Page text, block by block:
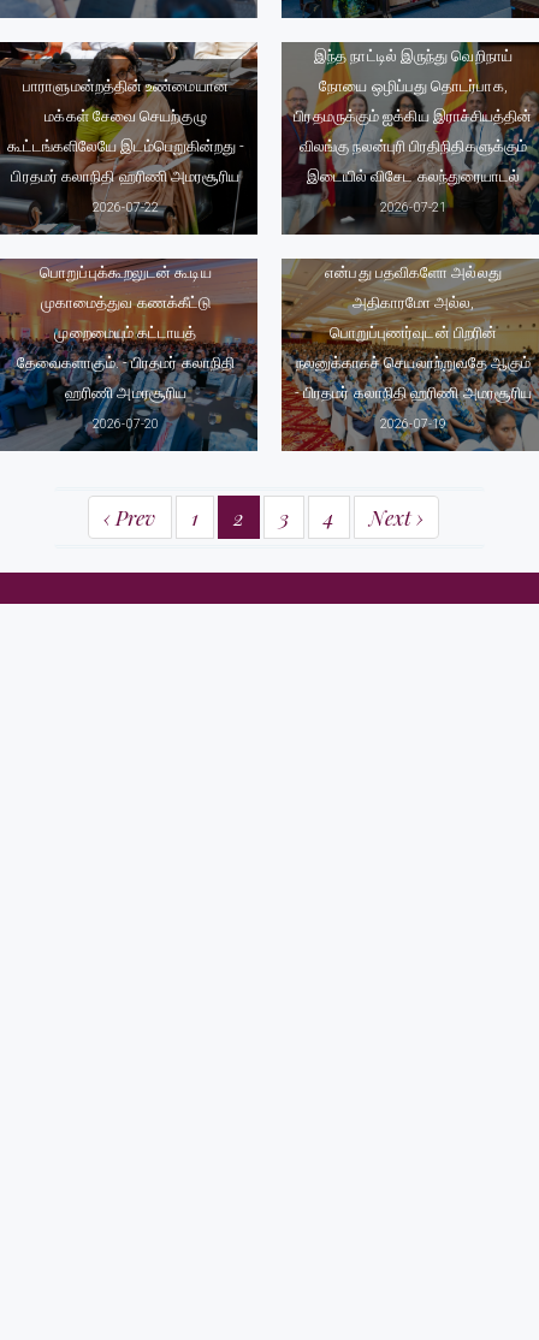
பாராளுமன்றத்தின் உண்மையான
மக்கள் சேவை செயற்குழு
கூட்டங்களிலேயே இடம்பெறுகின்றது -
பிரதமர் கலாநிதி ஹரிணி அமரசூரிய
2026-07-22
இந்த நாட்டில் இருந்து வெறிநாய்
நோயை ஒழிப்பது தொடர்பாக,
பிரதமருக்கும் ஐக்கிய இராச்சியத்தின்
விலங்கு நலன்புரி பிரதிநிதிகளுக்கும்
இடையில் விசேட கலந்துரையாடல்
2026-07-21
நாட்டின் நிலையான அபிவிருத்தியை
உறுதிசெய்வதற்கு,
பொறுப்புக்கூறலுடன் கூடிய
முகாமைத்துவ கணக்கீட்டு
முறைமையும் கட்டாயத்
தேவைகளாகும். - பிரதமர் கலாநிதி
ஹரிணி அமரசூரிய
2026-07-20
என்பது பதவிகளோ அல்லது
அதிகாரமோ அல்ல,
பொறுப்புணர்வுடன் பிறரின்
நலனுக்காகச் செயலாற்றுவதே ஆகும்
- பிரதமர் கலாநிதி ஹரிணி அமரசூரிய
2026-07-19
‹ Prev 1 2 3 4 Next ›